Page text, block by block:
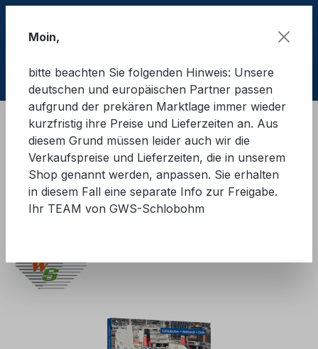
Schulungsmaterial
Bücher, Präsentationen, Ausweis
Ladungssicherung im
intermodalen Verkehr
Bildergalerie überspringen
Moin,
bitte beachten Sie folgenden Hinweis: Unsere
deutschen und europäischen Partner passen
aufgrund der prekären Marktlage immer wieder
kurzfristig ihre Preise und Lieferzeiten an. Aus
diesem Grund müssen leider auch wir die
Verkaufspreise und Lieferzeiten, die in unserem
Shop genannt werden, anpassen. Sie erhalten
in diesem Fall eine separate Info zur Freigabe.
Ihr TEAM von GWS-Schlobohm